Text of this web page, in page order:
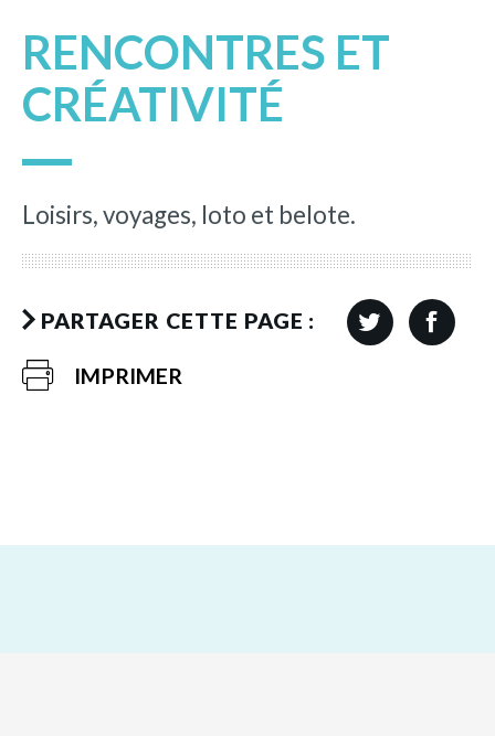
RENCONTRES ET
CRÉATIVITÉ
Loisirs, voyages, loto et belote.
PARTAGER CETTE PAGE :
IMPRIMER